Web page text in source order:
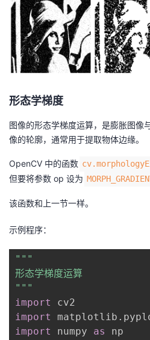
形态学梯度
图像的形态学梯度运算，是膨胀图像
像的轮廓，通常用于提取物体边缘。
OpenCV 中的函数
但要将参数 op 设为
该函数和上一节一样。
示例程序：
"""
形态学梯度运算
"""
import
import
matplotlib .
import
numpy as
np